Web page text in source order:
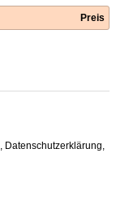
Preis
, Datenschutzerklärung,